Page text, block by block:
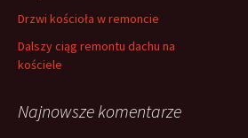
Drzwi kościoła w remoncie
Dalszy ciąg remontu dachu na
kościele
Najnowsze komentarze